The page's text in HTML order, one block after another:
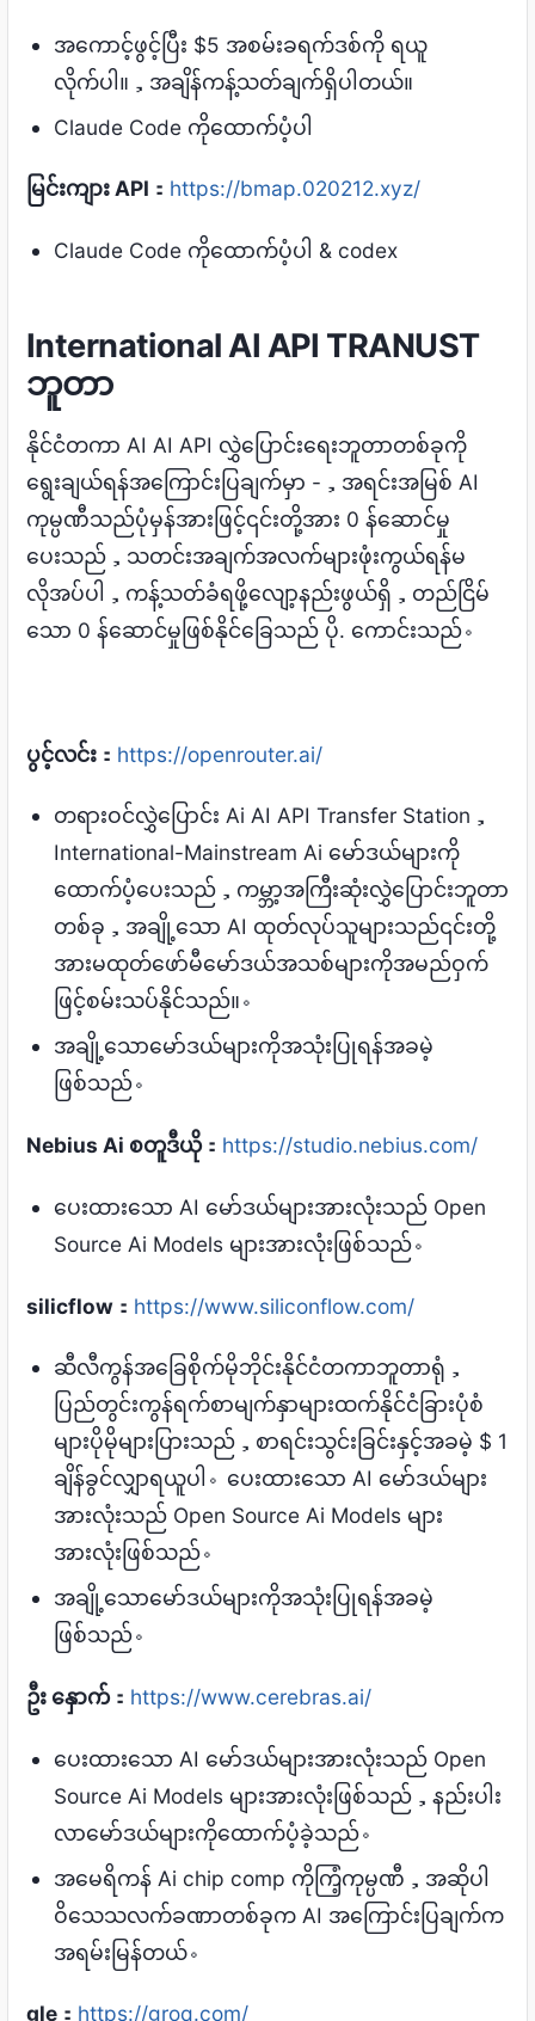
အကောင့်ဖွင့်ပြီး $5 အစမ်းခရက်ဒစ်ကို ရယူ
လိုက်ပါ။，အချိန်ကန့်သတ်ချက်ရှိပါတယ်။
Claude Code ကိုထောက်ပံ့ပါ
မြင်းကျား API ： https://bmap.020212.xyz/
Claude Code ကိုထောက်ပံ့ပါ & codex
International AI API TRANUST
ဘူတာ
နိုင်ငံတကာ AI AI API လွှဲပြောင်းရေးဘူတာတစ်ခုကို
ရွေးချယ်ရန်အကြောင်းပြချက်မှာ -，အရင်းအမြစ် AI
ကုမ္ပဏီသည်ပုံမှန်အားဖြင့်၎င်းတို့အား 0 န်ဆောင်မှု
ပေးသည်，သတင်းအချက်အလက်များဖုံးကွယ်ရန်မ
လိုအပ်ပါ，ကန့်သတ်ခံရဖို့လျော့နည်းဖွယ်ရှိ，တည်ငြိမ်
သော 0 န်ဆောင်မှုဖြစ်နိုင်ခြေသည် ပို. ကောင်းသည်。
ပွင့်လင်း： https://openrouter.ai/
တရားဝင်လွှဲပြောင်း Ai AI API Transfer Station，
International-Mainstream Ai မော်ဒယ်များကို
ထောက်ပံ့ပေးသည်，ကမ္ဘာ့အကြီးဆုံးလွှဲပြောင်းဘူတာ
တစ်ခု，အချို့သော AI ထုတ်လုပ်သူများသည်၎င်းတို့
အားမထုတ်ဖော်မီမော်ဒယ်အသစ်များကိုအမည်ဝှက်
ဖြင့်စမ်းသပ်နိုင်သည်။。
အချို့သောမော်ဒယ်များကိုအသုံးပြုရန်အခမဲ့
ဖြစ်သည်。
Nebius Ai စတူဒီယို： https://studio.nebius.com/
ပေးထားသော AI မော်ဒယ်များအားလုံးသည် Open
Source Ai Models များအားလုံးဖြစ်သည်。
silicflow： https://www.siliconflow.com/
ဆီလီကွန်အခြေစိုက်မိုဘိုင်းနိုင်ငံတကာဘူတာရုံ，
ပြည်တွင်းကွန်ရက်စာမျက်နှာများထက်နိုင်ငံခြားပုံစံ
များပိုမိုများပြားသည်，စာရင်းသွင်းခြင်းနှင့်အခမဲ့ $ 1
ချိန်ခွင်လျှာရယူပါ。ပေးထားသော AI မော်ဒယ်များ
အားလုံးသည် Open Source Ai Models များ
အားလုံးဖြစ်သည်。
အချို့သောမော်ဒယ်များကိုအသုံးပြုရန်အခမဲ့
ဖြစ်သည်。
ဦး နှောက်： https://www.cerebras.ai/
ပေးထားသော AI မော်ဒယ်များအားလုံးသည် Open
Source Ai Models များအားလုံးဖြစ်သည်，နည်းပါး
လာမော်ဒယ်များကိုထောက်ပံ့ခဲ့သည်。
အမေရိကန် Ai chip comp ကိုကြံ့ကုမ္ပဏီ，အဆိုပါ
ဝိသေသလက်ခဏာတစ်ခုက AI အကြောင်းပြချက်က
အရမ်းမြန်တယ်。
gle： https://groq.com/